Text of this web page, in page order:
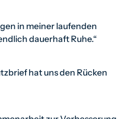
in meiner laufenden
dauerhaft Ruhe.“
hat uns den Rücken